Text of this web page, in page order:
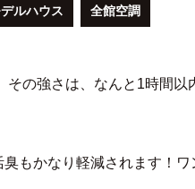
ルハウス 全館空調
の強さは、なんと1時間以
もかなり軽減されます！